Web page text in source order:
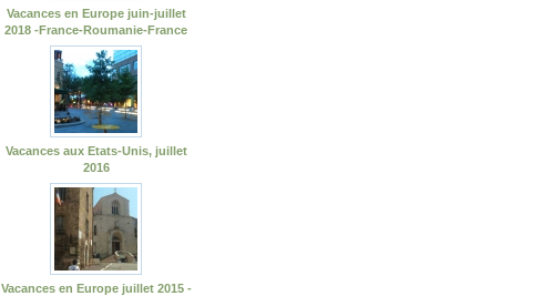
Vacances en Europe juin-juillet
2018 -France-Roumanie-France
Vacances aux Etats-Unis, juillet
2016
Vacances en Europe juillet 2015 -